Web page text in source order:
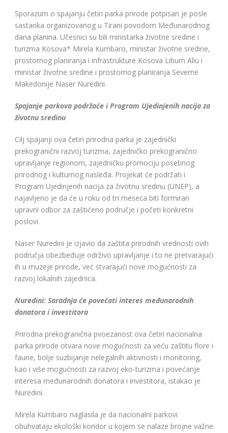
Sporazum o spajanju četiri parka prirode potpisan je posle
sastanka organizovanog u Tirani povodom Međunarodnog
dana planina. Učesnici su bili ministarka životne sredine i
turizma Kosova* Mirela Kumbaro, ministar životne sredine,
prostornog planiranja i infrastrukture Kosova Liburn Aliu i
ministar životne sredine i prostornog planiranja Severne
Makedonije Naser ​​Nuredini.
Spajanje parkova podržaće i Program Ujedinjenih nacija za
životnu sredinu
Cilj spajanji ova četiri prirodna parka je zajednički
prekogranični razvoj turizma, zajedničko prekogranično
upravljanje regionom, zajedničku promociju posebnog
prirodnog i kulturnog nasleđa. Projekat će podržati i
Program Ujedinjenih nacija za životnu sredinu (UNEP), a
najavljeno je da će u roku od tri meseca biti formiran
upravni odbor za zaštićeno područje i početi konkretni
poslovi.
Naser Nuredini je izjavio da zaštita prirodnih vrednosti ovih
područja obezbeđuje održivo upravljanje i to ne pretvarajući
ih u muzeje prirode, već stvarajući nove mogućnosti za
razvoj lokalnih zajednica.
Nuredini: Saradnja će povećati interes međunarodnih
donatora i investitora
Prirodna prekogranična pvoezanost ova četiri nacionalna
parka prirode otvara nove mogućnosti za veću zaštitu flore i
faune, bolje suzbijanje nelegalnih aktivnosti i monitoring,
kao i više mogućnosti za razvoj eko-turizma i povećanje
interesa međunarodnih donatora i investitora, istakao je
Nuredini.
Mirela Kumbaro naglasila je da nacionalni parkovi
obuhvataju ekološki koridor u kojem se nalaze brojne važne